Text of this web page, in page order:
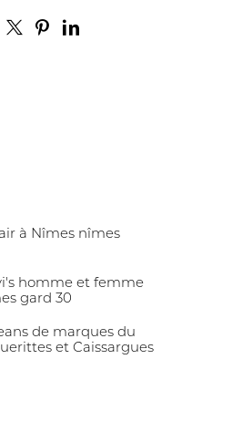
à Nîmes nîmes
homme et femme
gard 30
de marques du
et Caissargues